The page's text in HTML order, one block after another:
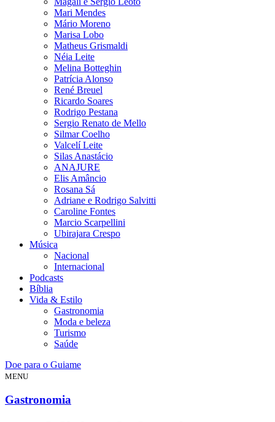
Mari Mendes
Mário Moreno
Marisa Lobo
Matheus Grismaldi
Néia Leite
Melina Botteghin
Patrícia Alonso
René Breuel
Ricardo Soares
Rodrigo Pestana
Sergio Renato de Mello
Silmar Coelho
Valcelí Leite
Silas Anastácio
ANAJURE
Elis Amâncio
Rosana Sá
Adriane e Rodrigo Salvitti
Caroline Fontes
Marcio Scarpellini
Ubirajara Crespo
Música
Nacional
Internacional
Podcasts
Bíblia
Vida & Estilo
Gastronomia
Moda e beleza
Turismo
Saúde
Doe para o Guiame
MENU
Gastronomia